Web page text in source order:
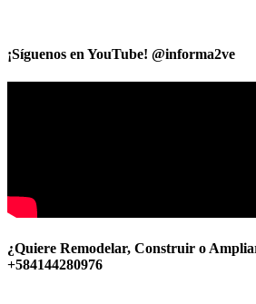
¡Síguenos en YouTube! @informa2ve
¿Quiere Remodelar, Construir o
+584144280976